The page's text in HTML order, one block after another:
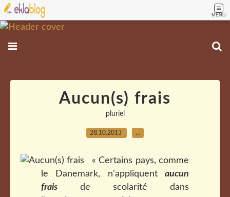
MENU
Aucun(s) frais
pluriel
28.10.2013 …
« Certains pays, comme
le Danemark, n'appliquent aucun
frais de scolarité dans